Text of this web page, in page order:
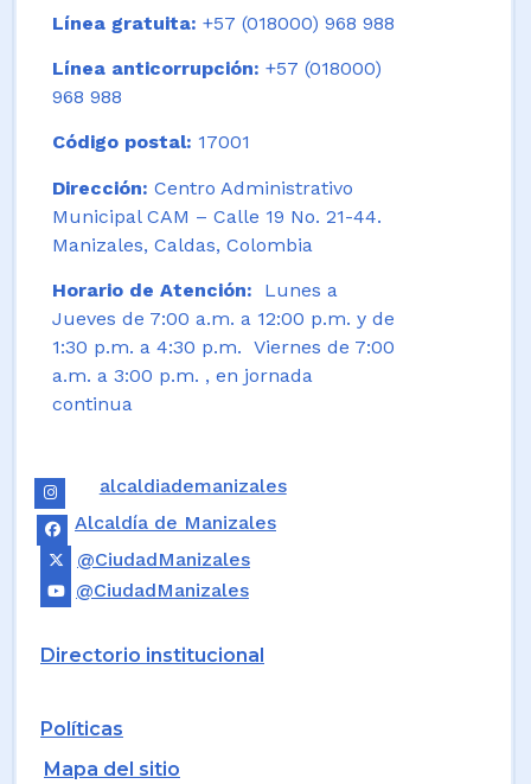
Línea gratuita: +57 (018000) 968 988
Línea anticorrupción: +57 (018000)
968 988
Código postal: 17001
Dirección: Centro Administrativo
Municipal CAM – Calle 19 No. 21-44.
Manizales, Caldas, Colombia
Horario de Atención: Lunes a
Jueves de 7:00 a.m. a 12:00 p.m. y de
1:30 p.m. a 4:30 p.m. Viernes de 7:00
a.m. a 3:00 p.m. , en jornada
continua
alcaldiademanizales
Alcaldía de Manizales
@CiudadManizales
@CiudadManizales
Directorio institucional
Políticas
Mapa del sitio